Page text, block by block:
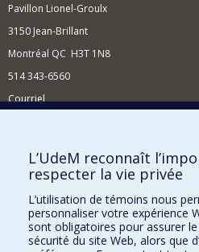
Pavillon Lionel-Groulx
3150 Jean-Brillant
Montréal QC H3T 1N8
514 343-6560
Courriel
Comment soutenir le Département?
BESOIN D'AIDE?
Plan du site
Signaler une erreur
Accessibilité
L’UdeM reconnaît
respecter la vie privée
L’utilisation de témoins nous
personnaliser votre expérience
sont obligatoires pour assurer
sécurité du site Web, alors que